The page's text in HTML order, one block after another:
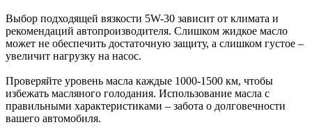
Выбор подходящей вязкости 5W-30 зависит от климата и
рекомендаций автопроизводителя. Слишком жидкое масло
может не обеспечить достаточную защиту, а слишком густое –
увеличит нагрузку на насос.
Проверяйте уровень масла каждые 1000-1500 км, чтобы
избежать масляного голодания. Использование масла с
правильными характеристиками – забота о долговечности
вашего автомобиля.